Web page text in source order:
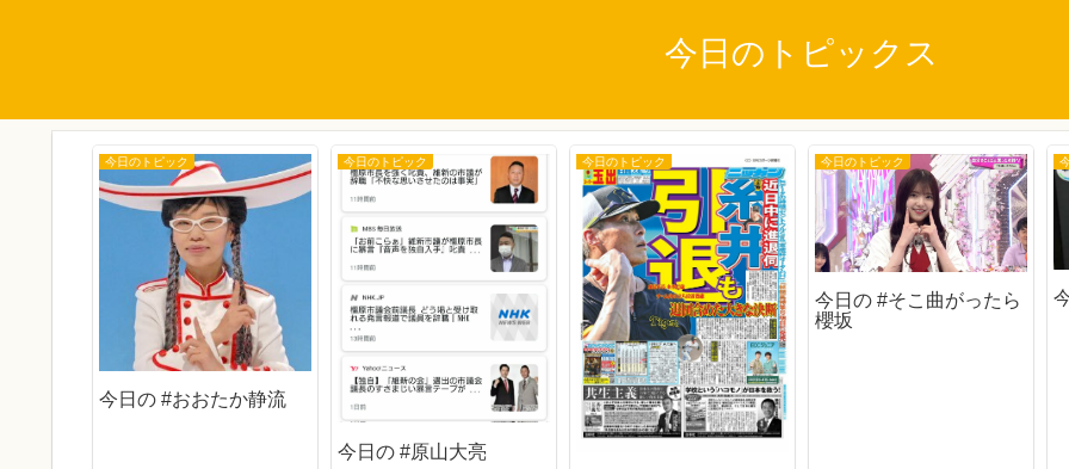
今日のトピックス
今日のトピック
今日の #おおたか静流
今日のトピック
今日の #原山大亮
今日のトピック 今日のトピック
今日の #そこ曲がったら
櫻坂